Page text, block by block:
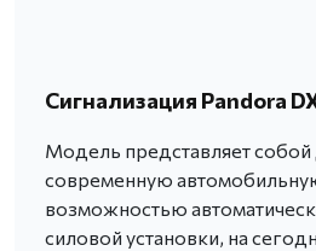
Сигнализация Pandora
Модель представляет
современную
возможностью
силовой установки, на